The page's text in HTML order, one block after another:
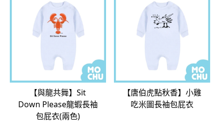
【與龍共舞】Sit
Down Please龍蝦長袖
包屁衣(兩色)
【唐伯虎點秋香】小雞
吃米圖長袖包屁衣